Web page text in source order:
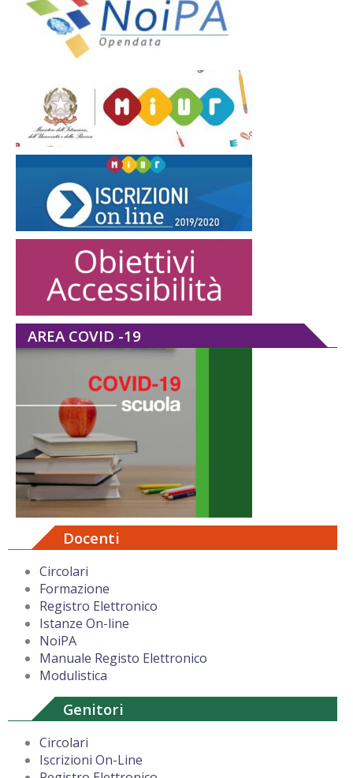
AREA COVID -19
Docenti
Circolari
Formazione
Registro Elettronico
Istanze On-line
NoiPA
Manuale Registo Elettronico
Modulistica
Genitori
Circolari
Iscrizioni On-Line